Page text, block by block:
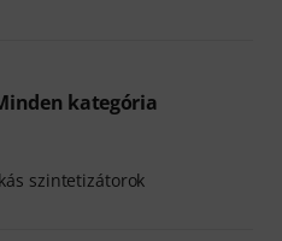
kategória
szintetizátorok